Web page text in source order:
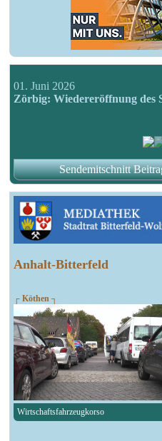
Anhalt-Bitterfeld
┌ Köthen ┐
Wirtschaftsfahrzeugkorso
01. Juni 2026
Zörbig: Wiedereröffnung des
Sendemitschnitt